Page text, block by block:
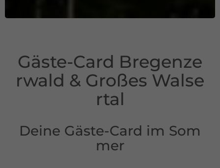
Gäste-Card Bregenze
rwald & Großes Walse
rtal
Deine Gäste-Card im Som
mer